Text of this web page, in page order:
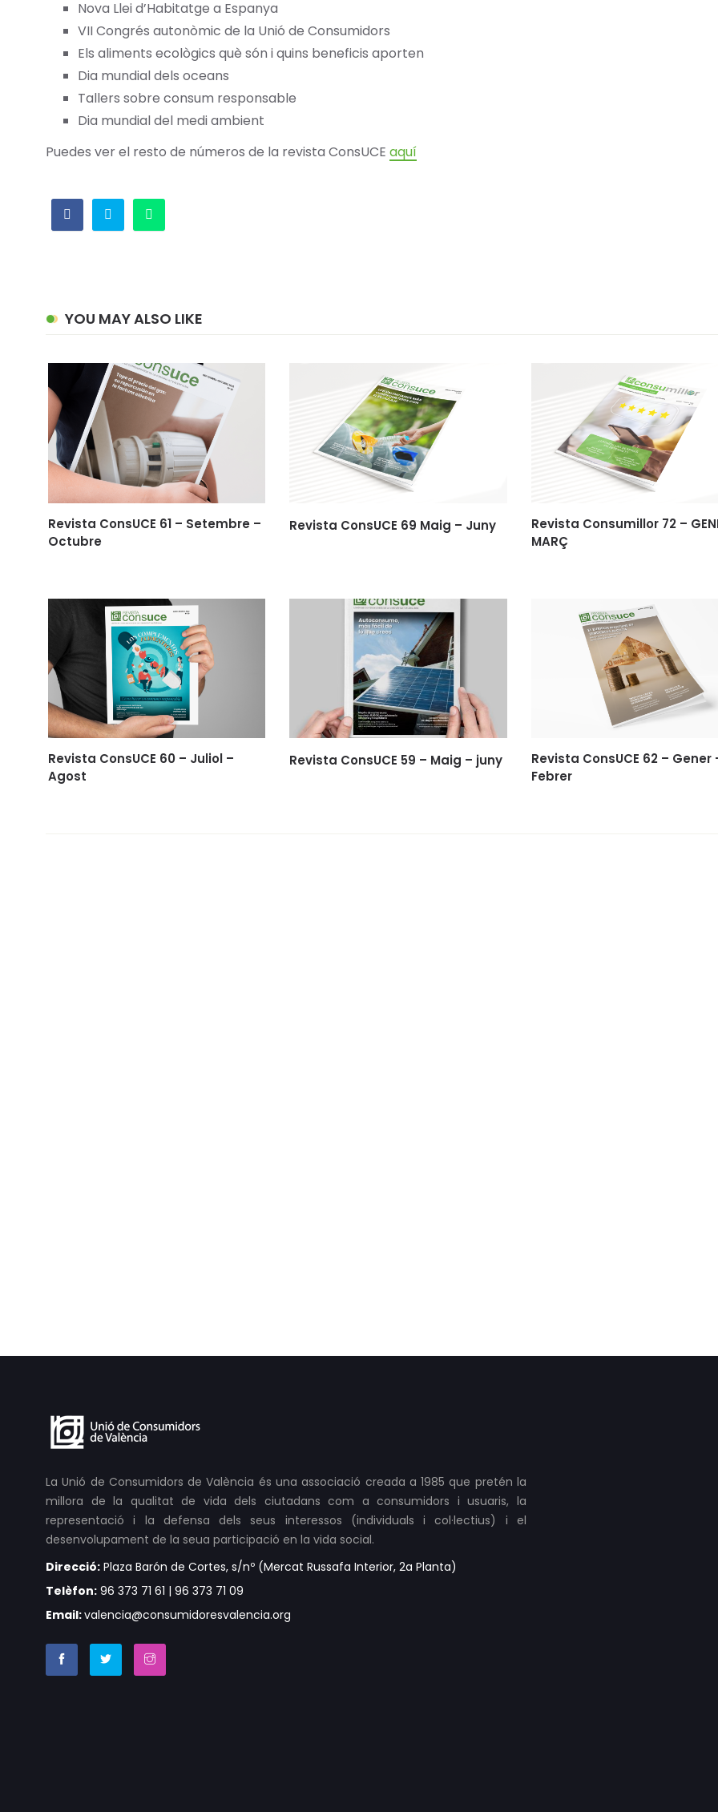
Nova Llei d’Habitatge a Espanya
VII Congrés autonòmic de la Unió de Consumidors
Els aliments ecològics què són i quins beneficis aporten
Dia mundial dels oceans
Tallers sobre consum responsable
Dia mundial del medi ambient
Puedes ver el resto de números de la revista ConsUCE aquí
YOU MAY ALSO LIKE
Revista ConsUCE 61 – Setembre –
Octubre
Revista ConsUCE 69 Maig – Juny
Revista Consumillor 72 –
MARÇ
Revista ConsUCE 60 – Juliol –
Agost
Revista ConsUCE 59 – Maig – juny
Revista ConsUCE 62 – Gener
Febrer
La Unió de Consumidors de València és una associació creada a 1985 que pretén la
millora de la qualitat de vida dels ciutadans com a consumidors i usuaris, la
representació i la defensa dels seus interessos (individuals i col·lectius) i el
desenvolupament de la seua participació en la vida social.
Direcció: Plaza Barón de Cortes, s/nº (Mercat Russafa Interior, 2a Planta)
Telèfon: 96 373 71 61 | 96 373 71 09
Email:valencia@consumidoresvalencia.org